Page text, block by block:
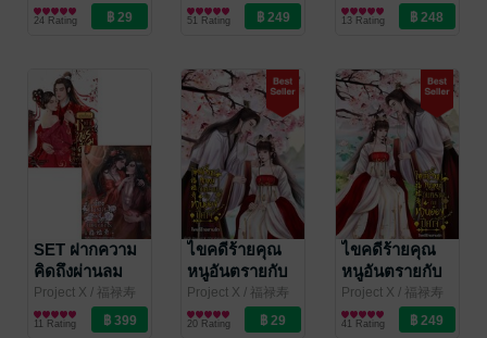
พิเศษ
อักษรมั่งมี
นิยายรักจีนโบราณ
24 Rating
อักษรมั่งมี
นิยายรักจีนโบราณ
51 Rating
ปีศาจ
อักษรมั่งมี
นิยายรักจีนโบราณ
13 Rating
SET ฝากความ
คิดถึงผ่านลม
เหนือ
Project X / 福禄寿
อักษรมั่งมี
นิยายรักจีนโบราณ
11 Rating
ไขคดีร้ายคุณ
หนูอันตรายกับ
ท่านอ๋องปีศาจ
ตอนพิเศษ
Project X / 福禄寿
อักษรมั่งมี
นิยายรักจีนโบราณ
20 Rating
ไขคดีร้ายคุณ
หนูอันตรายกับ
ท่านอ๋องปีศาจ
Project X / 福禄寿
อักษรมั่งมี
นิยายรักจีนโบราณ
41 Rating